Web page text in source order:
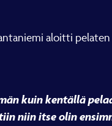
aloitti
kuin kentällä
niin itse olin